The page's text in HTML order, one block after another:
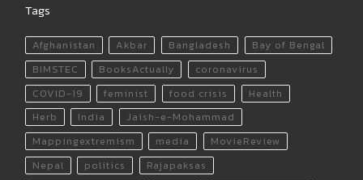
Tags
Afghanistan Akbar Bangladesh
Bay of Bengal
BIMSTEC
BooksActually
coronavirus
COVID-19
feminist food crisis
Health
Herb
India
Jaish-e-Mohammad
Mappingextremism
media
MovieReview
Nepal
politics
Rajapaksas